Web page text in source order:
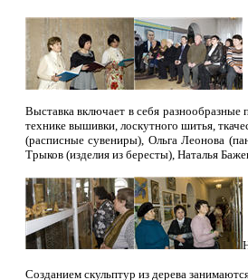
Выставка включает в себя
технике вышивки, лоскутного шитья,
(расписные сувениры), Ольга Леонова
Трыков (изделия из бересты), Наталья
Созданием скульптур из дерева